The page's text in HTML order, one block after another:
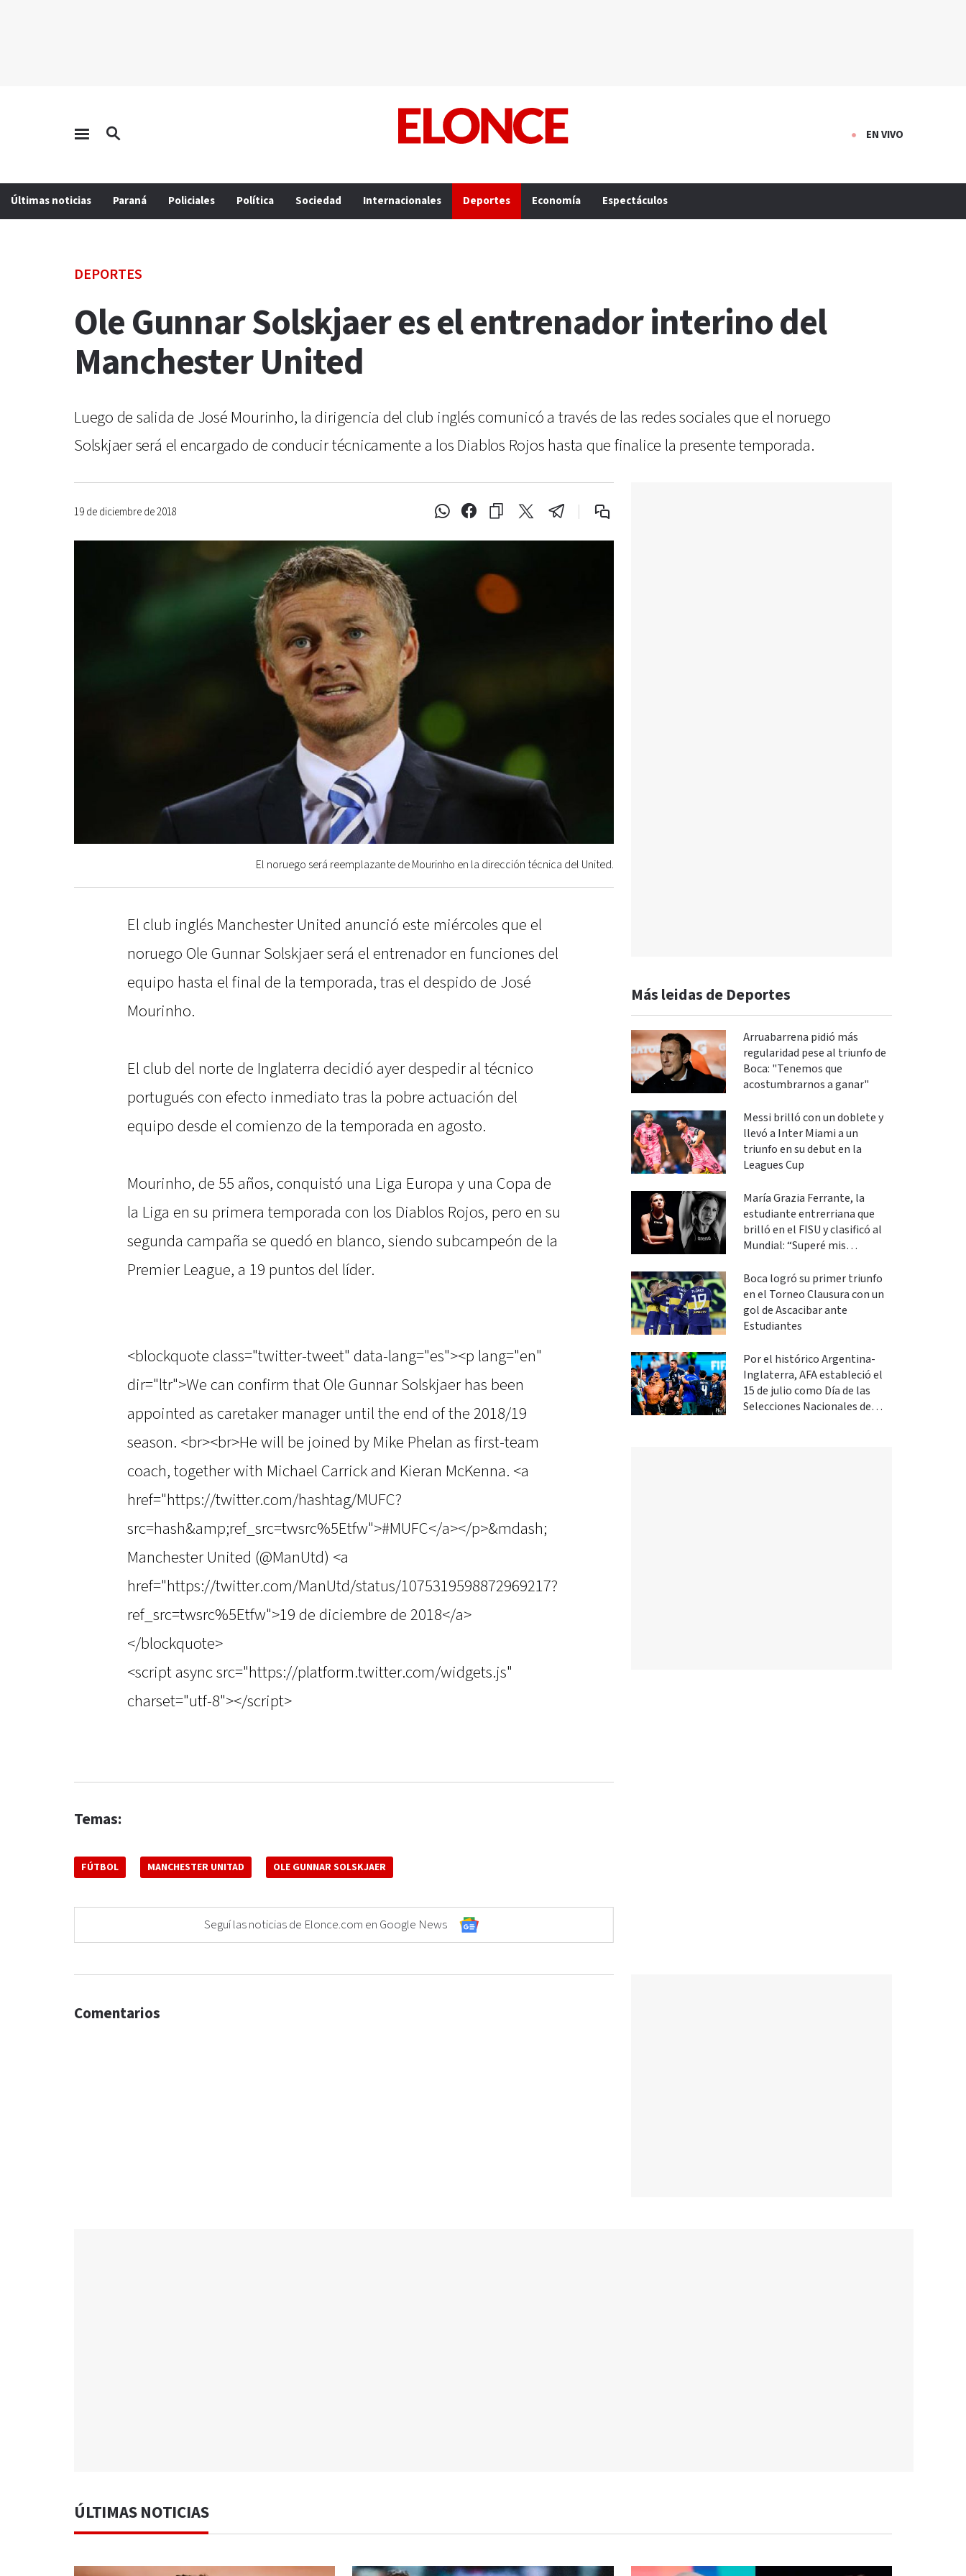
EN VIVO
Últimas noticias Paraná Policiales Política Sociedad Internacionales Deportes Economía Espectáculos
DEPORTES
Ole Gunnar Solskjaer es el entrenador interino del
Manchester United
Luego de salida de José Mourinho, la dirigencia del club inglés comunicó a través de las redes sociales que el noruego
Solskjaer será el encargado de conducir técnicamente a los Diablos Rojos hasta que finalice la presente temporada.
19 de diciembre de 2018
El noruego será reemplazante de Mourinho en la dirección técnica del United.
El club inglés Manchester United anunció este miércoles que el
noruego Ole Gunnar Solskjaer será el entrenador en funciones del
equipo hasta el final de la temporada, tras el despido de José
Mourinho.
El club del norte de Inglaterra decidió ayer despedir al técnico
portugués con efecto inmediato tras la pobre actuación del
equipo desde el comienzo de la temporada en agosto.
Mourinho, de 55 años, conquistó una Liga Europa y una Copa de
la Liga en su primera temporada con los Diablos Rojos, pero en su
segunda campaña se quedó en blanco, siendo subcampeón de la
Premier League, a 19 puntos del líder.
<blockquote class="twitter-tweet" data-lang="es"><p lang="en"
dir="ltr">We can confirm that Ole Gunnar Solskjaer has been
appointed as caretaker manager until the end of the 2018/19
season. <br><br>He will be joined by Mike Phelan as first-team
coach, together with Michael Carrick and Kieran McKenna. <a
href="https://twitter.com/hashtag/MUFC?
src=hash&amp;ref_src=twsrc%5Etfw">#MUFC</a></p>&mdash;
Manchester United (@ManUtd) <a
href="https://twitter.com/ManUtd/status/1075319598872969217?
ref_src=twsrc%5Etfw">19 de diciembre de 2018</a>
</blockquote>
<script async src="https://platform.twitter.com/widgets.js"
charset="utf-8"></script>
Temas:
FÚTBOL MANCHESTER UNITAD OLE GUNNAR SOLSKJAER
Seguí las noticias de Elonce.com en Google News
Más leidas de Deportes
Arruabarrena pidió más
regularidad pese al triunfo de
Boca: "Tenemos que
acostumbrarnos a ganar"
Messi brilló con un doblete y
llevó a Inter Miami a un
triunfo en su debut en la
Leagues Cup
María Grazia Ferrante, la
estudiante entrerriana que
brilló en el FISU y clasificó al
Mundial: “Superé mis
Boca logró su primer triunfo
en el Torneo Clausura con un
gol de Ascacibar ante
Estudiantes
Por el histórico Argentina-
Inglaterra, AFA estableció el
15 de julio como Día de las
Selecciones Nacionales de
Comentarios
ÚLTIMAS NOTICIAS